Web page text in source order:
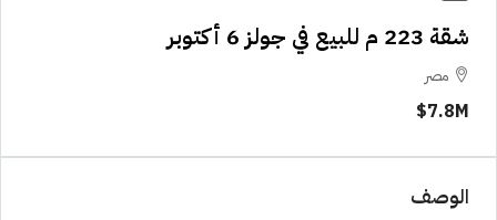
شقة 223 م للبيع في جولز 6 أكتوبر
مصر
7.8M$
الوصف